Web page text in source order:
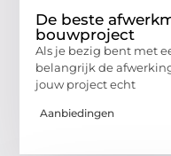
De beste
bouwproject
Als je bezig bent met
belangrijk de
jouw project echt
Aanbiedingen